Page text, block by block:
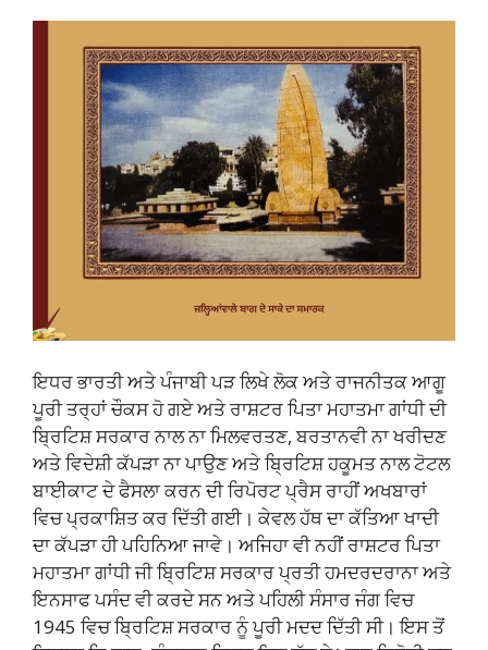
ਇਧਰ ਭਾਰਤੀ ਅਤੇ ਪੰਜਾਬੀ ਪੜ ਲਿਖੇ ਲੋਕ ਅਤੇ ਰਾਜਨੀਤਕ ਆਗੂ
ਪੂਰੀ ਤਰ੍ਹਾਂ ਚੌਕਸ ਹੋ ਗਏ ਅਤੇ ਰਾਸ਼ਟਰ ਪਿਤਾ ਮਹਾਤਮਾ ਗਾਂਧੀ ਦੀ
ਬ੍ਰਿਟਿਸ਼ ਸਰਕਾਰ ਨਾਲ ਨਾ ਮਿਲਵਰਤਣ, ਬਰਤਾਨਵੀ ਨਾ ਖਰੀਦਣ
ਅਤੇ ਵਿਦੇਸ਼ੀ ਕੱਪੜਾ ਨਾ ਪਾਉਣ ਅਤੇ ਬ੍ਰਿਟਿਸ਼ ਹਕੂਮਤ ਨਾਲ ਟੋਟਲ
ਬਾਈਕਾਟ ਦੇ ਫੈਸਲਾ ਕਰਨ ਦੀ ਰਿਪੋਰਟ ਪ੍ਰੈਸ ਰਾਹੀਂ ਅਖਬਾਰਾਂ
ਵਿਚ ਪ੍ਰਕਾਸ਼ਿਤ ਕਰ ਦਿੱਤੀ ਗਈ। ਕੇਵਲ ਹੱਥ ਦਾ ਕੱਤਿਆ ਖਾਦੀ
ਦਾ ਕੱਪੜਾ ਹੀ ਪਹਿਨਿਆ ਜਾਵੇ। ਅਜਿਹਾ ਵੀ ਨਹੀਂ ਰਾਸ਼ਟਰ ਪਿਤਾ
ਮਹਾਤਮਾ ਗਾਂਧੀ ਜੀ ਬ੍ਰਿਟਿਸ਼ ਸਰਕਾਰ ਪ੍ਰਤੀ ਹਮਦਰਦਰਾਨਾ ਅਤੇ
ਇਨਸਾਫ ਪਸੰਦ ਵੀ ਕਰਦੇ ਸਨ ਅਤੇ ਪਹਿਲੀ ਸੰਸਾਰ ਜੰਗ ਵਿਚ
1945 ਵਿਚ ਬ੍ਰਿਟਿਸ਼ ਸਰਕਾਰ ਨੂੰ ਪੂਰੀ ਮਦਦ ਦਿੱਤੀ ਸੀ। ਇਸ ਤੋਂ